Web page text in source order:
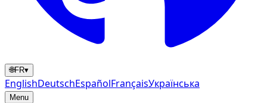
🌐FR▾
EnglishDeutschEspañolFrançaisУкраїнська
Menu